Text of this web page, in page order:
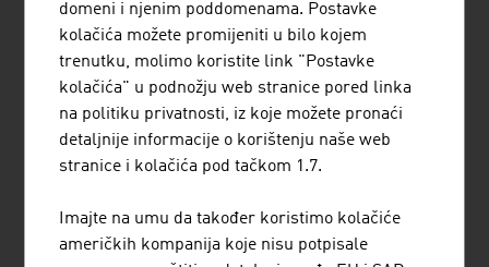
Izvor: Stručno udruženje metalno-tehničke idustrije
Udio izvoza u vrijednosti
ukupne proizvodnje
Industrija obojenih metala – osnovni podaci za
2024. godinu
domeni i njenim poddomenama. Postavke
kolačića možete promijeniti u bilo kojem
trenutku, molimo koristite link "Postavke
kolačića" u podnožju web stranice pored linka
na politiku privatnosti, iz koje možete pronaći
detaljnije informacije o korištenju naše web
stranice i kolačića pod tačkom 1.7.
Imajte na umu da također koristimo kolačiće
američkih kompanija koje nisu potpisale